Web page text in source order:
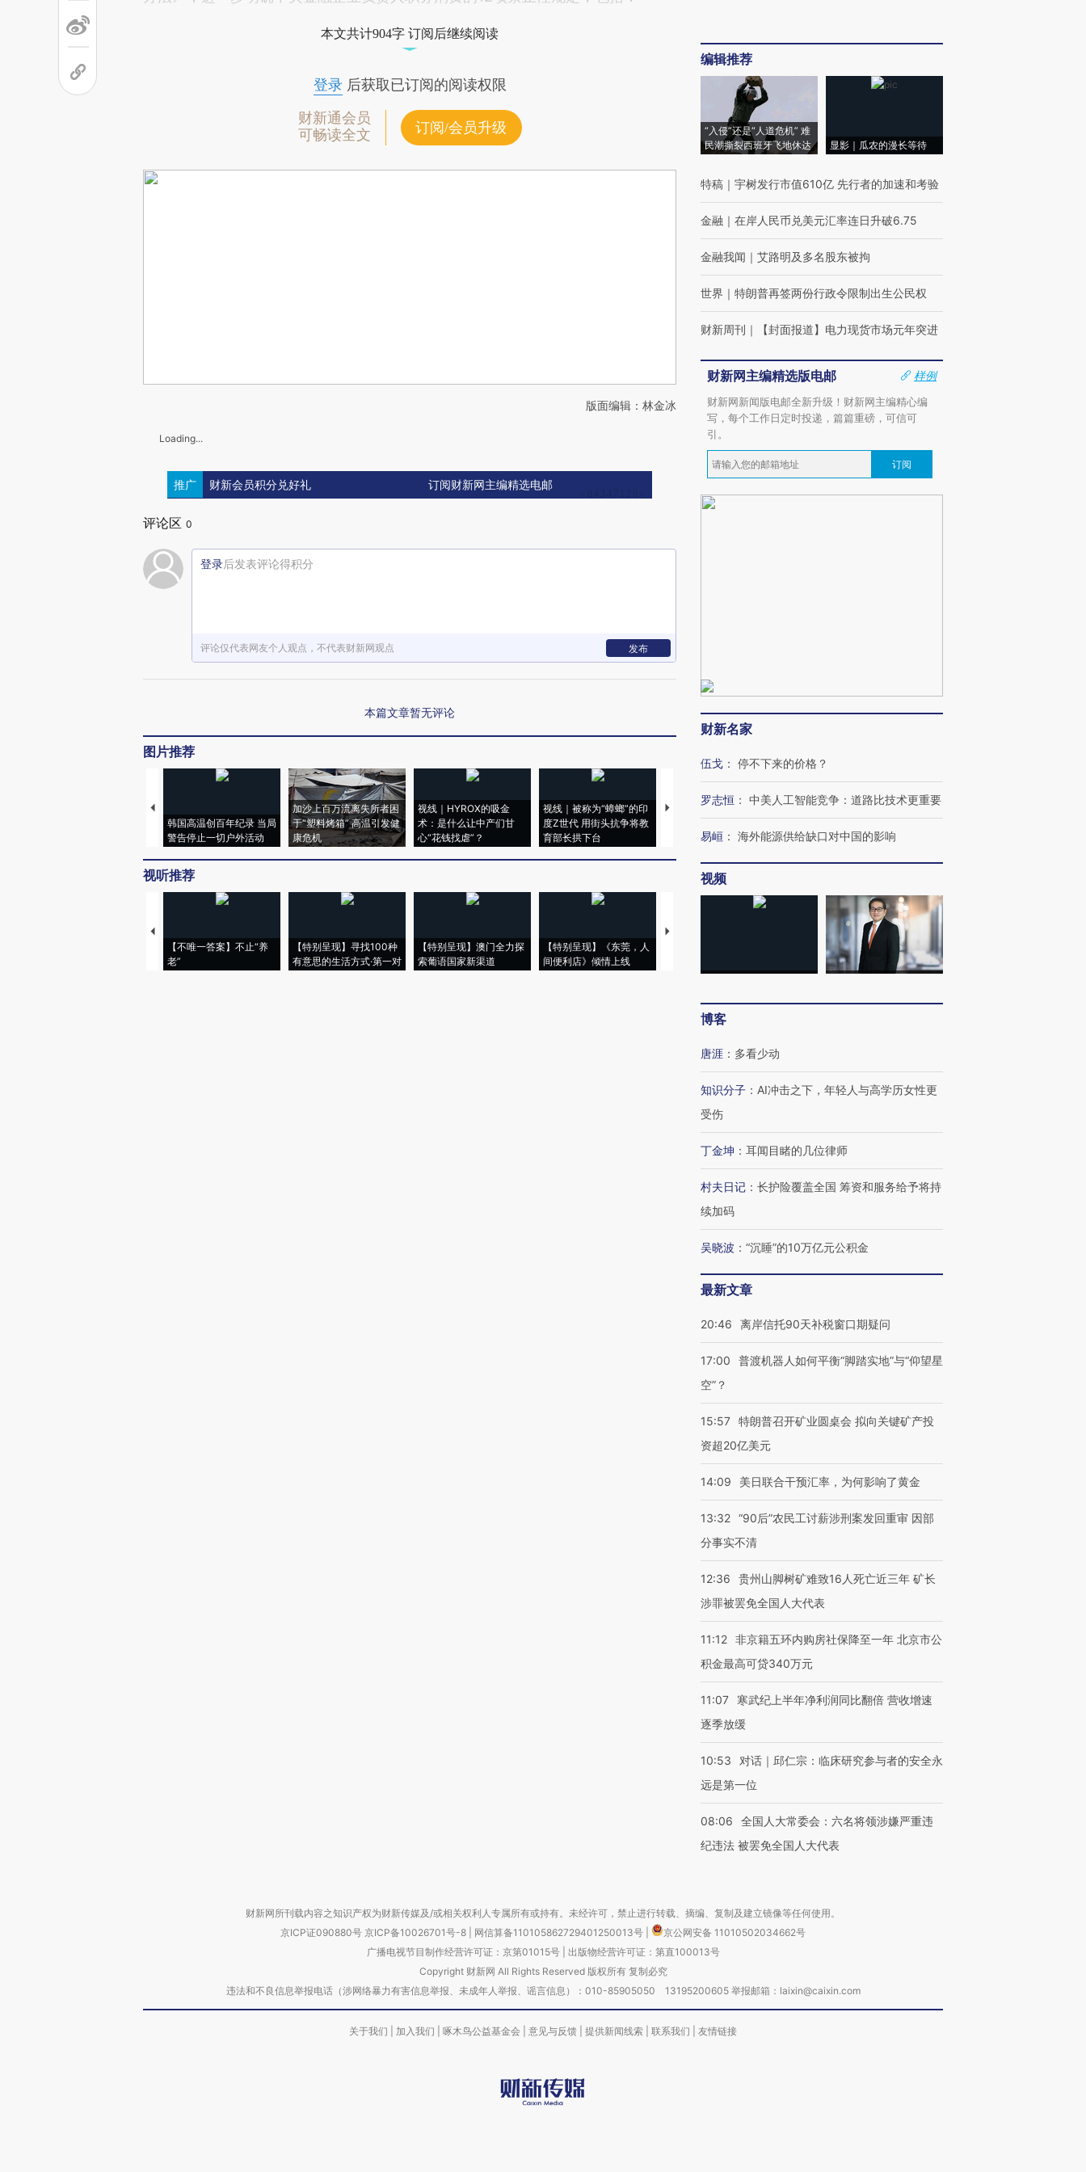
本文共计904字 订阅后继续阅读
登录后获取已订阅的阅读权限
财新通会员
可畅读全文
订阅/会员升级
版面编辑：林金冰
Loading...
推广 财新会员积分兑好礼 订阅财新网主编精选电邮
评论区 0
登录后发表评论得积分
评论仅代表网友个人观点，不代表财新网观点 发布
本篇文章暂无评论
图片推荐
韩国高温创百年纪录 当局
警告停止一切户外活动
加沙上百万流离失所者困
于“塑料烤箱” 高温引发健
康危机
视线｜HYROX的吸金
术：是什么让中产们甘
心“花钱找虐”？
视线｜被称为“蟑螂”的印
度Z世代 用街头抗争将教
育部长拱下台
视线｜“入侵”还是“人道危
飞地休达
湖北宜昌局部短时降雨
4000人
哈尔滨遭遇短时极端强降
视听推荐
【不唯一答案】不止“养
老”
【特别呈现】寻找100种
有意思的生活方式·第一对
【特别呈现】澳门全力探
索葡语国家新渠道
【特别呈现】《东莞，人
间便利店》倾情上线
【推广】走进第四届链博
【特别呈现】寻找100种
有意思的生活方式·第三对
CFO：不靠规模取胜，华
住三大增长引擎是什么？
编辑推荐
“入侵”还是“人道危机” 难
民潮撕裂西班牙飞地休达
显影｜瓜农的漫长等待
特稿 ｜ 宇树发行市值610亿 先行者的加速和考验
金融 ｜ 在岸人民币兑美元汇率连日升破6.75
金融我闻 ｜ 艾路明及多名股东被拘
世界 ｜ 特朗普再签两份行政令限制出生公民权
财新周刊 ｜ 【封面报道】电力现货市场元年突进
财新网主编精选版电邮
样例
财新网新闻版电邮全新升级！财新网主编精心编
写，每个工作日定时投递，篇篇重磅，可信可
引。
订阅
财新名家
伍戈 ： 停不下来的价格？
罗志恒 ： 中美人工智能竞争：道路比技术更重要
易峘 ： 海外能源供给缺口对中国的影响
视频
博客
唐涯 ： 多看少动
知识分子 ： AI冲击之下，年轻人与高学历女性更
受伤
丁金坤 ： 耳闻目睹的几位律师
村夫日记 ： 长护险覆盖全国 筹资和服务给予将持
续加码
吴晓波 ： “沉睡”的10万亿元公积金
最新文章
20:46 离岸信托90天补税窗口期疑问
17:00
普渡机器人如何平衡“脚踏实地”与“仰望星
空”？
15:57 特朗普召开矿业圆桌会 拟向关键矿产投
资超20亿美元
14:09 美日联合干预汇率，为何影响了黄金
13:32 “90后”农民工讨薪涉刑案发回重审 因部
分事实不清
12:36
贵州山脚树矿难致16人死亡近三年 矿长
涉罪被罢免全国人大代表
11:12 非京籍五环内购房社保降至一年 北京市公
积金最高可贷340万元
11:07
寒武纪上半年净利润同比翻倍 营收增速
逐季放缓
10:53
对话｜邱仁宗：临床研究参与者的安全永
远是第一位
08:06
全国人大常委会：六名将领涉嫌严重违
纪违法 被罢免全国人大代表
财新网所刊载内容之知识产权为财新传媒及/或相关权利人专属所有或持有。未经许可，禁止进行转载、摘编、复制及建立镜像等任何使用。
京ICP证090880号 京ICP备10026701号-8 网信算备110105862729401250013号
京公网安备 11010502034662号
广播电视节目制作经营许可证：京第01015号| 出版物经营许可证：第直100013号
Copyright 财新网 All Rights Reserved 版权所有 复制必究
违法和不良信息举报电话（涉网络暴力有害信息举报、未成年人举报、谣言信息）：010-85905050 13195200605 举报邮箱：laixin@caixin.com
关于我们 加入我们 啄木鸟公益基金会 意见与反馈 提供新闻线索 联系我们 友情链接